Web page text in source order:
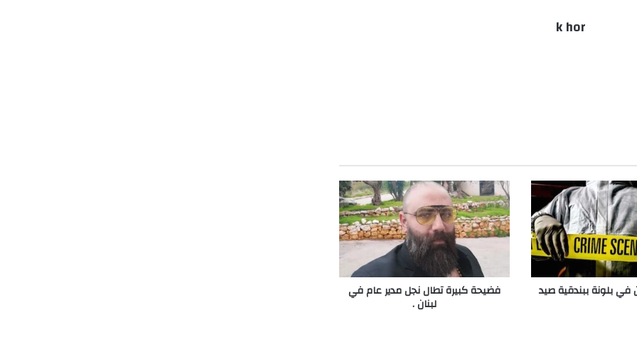
k hor
في بلونة ببندقية صيد فضيحة كبيرة تطال نجل مدير عام في
لبنان .